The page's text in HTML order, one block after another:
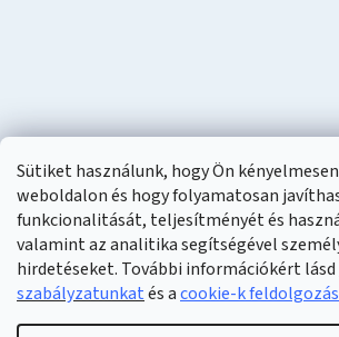
Sütiket használunk, hogy Ön
weboldalon és hogy folyamatosan
funkcionalitását, teljesítményét és
valamint az analitika segítségével
hirdetéseket. További információkért lásd
szabályzatunkatés acookie-k